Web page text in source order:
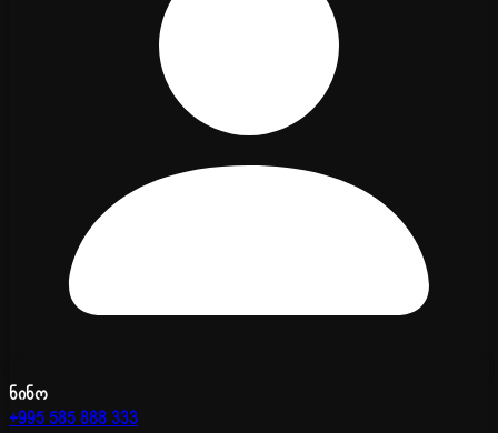
ნინო
+995 585 888 333